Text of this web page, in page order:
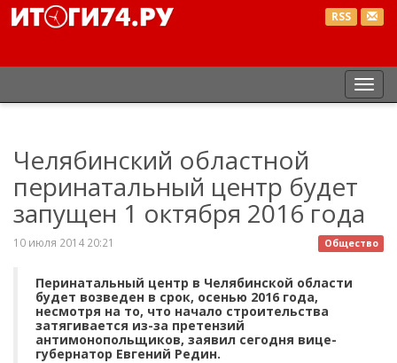
RSS
Челябинский областной
перинатальный центр будет
запущен 1 октября 2016 года
Общество
10 июля 2014 20:21
Перинатальный центр в Челябинской области
будет возведен в срок, осенью 2016 года,
несмотря на то, что начало строительства
затягивается из-за претензий
антимонопольщиков, заявил сегодня вице-
губернатор Евгений Редин.